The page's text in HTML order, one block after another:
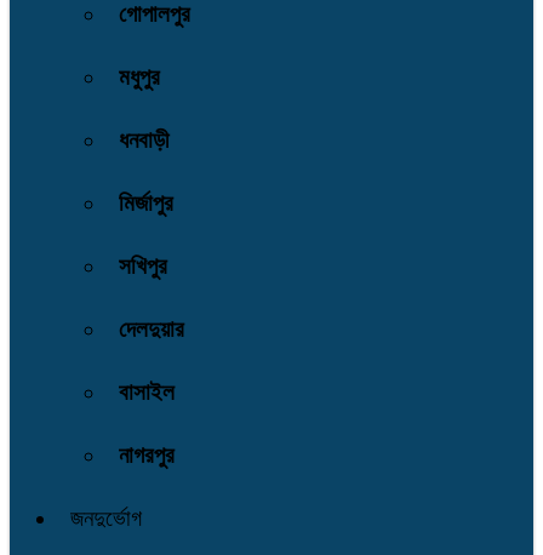
গোপালপুর
মধুপুর
ধনবাড়ী
মির্জাপুর
সখিপুর
দেলদুয়ার
বাসাইল
নাগরপুর
জনদুর্ভোগ